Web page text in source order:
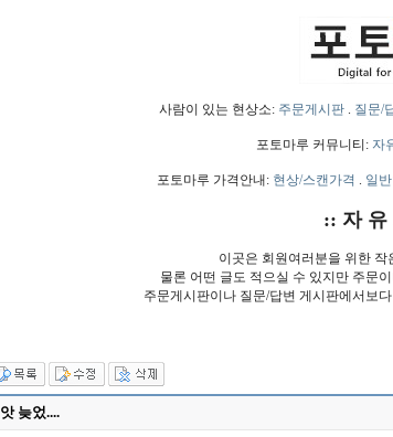
사람이 있는 현상소: 주문게시판. 질문/
포토마루 커뮤니티: 자
포토마루 가격안내: 현상/스캔가격 . 일
:: 자 유
이곳은 회원여러분을 위한
물론 어떤 글도 적으실 수 있지만 주문
주문게시판이나 질문/답변 게시판에서보
앗 늦었....